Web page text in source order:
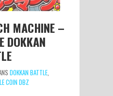
MACHINE –
DOKKAN
DOKKAN BATTLE
LE COIN DBZ